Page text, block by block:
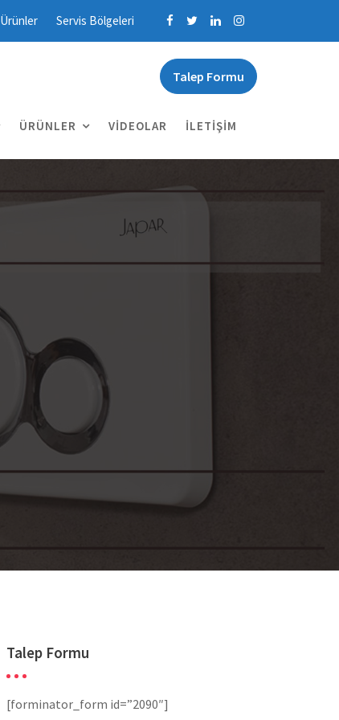
Ürünler Servis Bölgeleri
Talep Formu
ÜRÜNLER VIDEOLAR İLETIŞIM
Talep Formu
[forminator_form id=”2090″]